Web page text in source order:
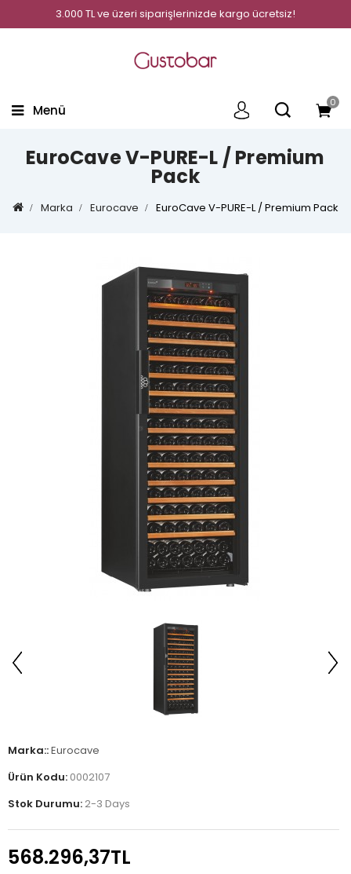
3.000 TL ve üzeri siparişlerinizde kargo ücretsiz!
0
Menü
EuroCave V-PURE-L / Premium
Pack
Marka Eurocave EuroCave V-PURE-L / Premium Pack
Marka::Eurocave
Ürün Kodu: 0002107
Stok Durumu: 2-3 Days
568.296,37TL